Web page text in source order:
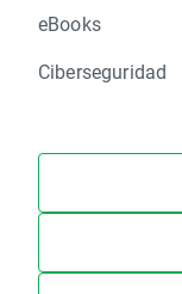
eBooks
Ciberseguridad